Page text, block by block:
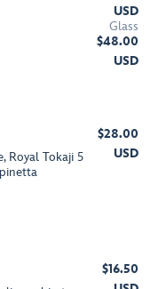
USD
Glass
$48.00
USD
Royal Tokaji 5
$28.00
USD
$16.50